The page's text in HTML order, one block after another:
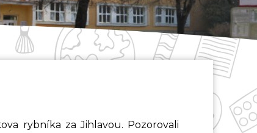
rybníka za Jihlavou. Pozorovali